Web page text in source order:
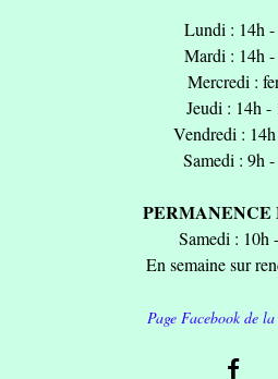
Lundi : 14h -
Mardi : 14h -
Mercredi :
Jeudi : 14h -
Vendredi :
Samedi : 9h
PERMANENCE
Samedi : 10h
En semaine sur
Page Facebook de